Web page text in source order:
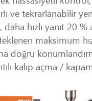
ve tekrarlanabilir
hızlı yanıt 20 %
maksimum
doğru
kalıp açma /